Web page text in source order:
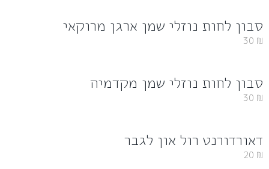
סבון לחות נוזלי שמן ארגן מרוקאי
30 ₪
סבון לחות נוזלי שמן מקדמיה
30 ₪
דאורדורנט רול און לגבר
20 ₪